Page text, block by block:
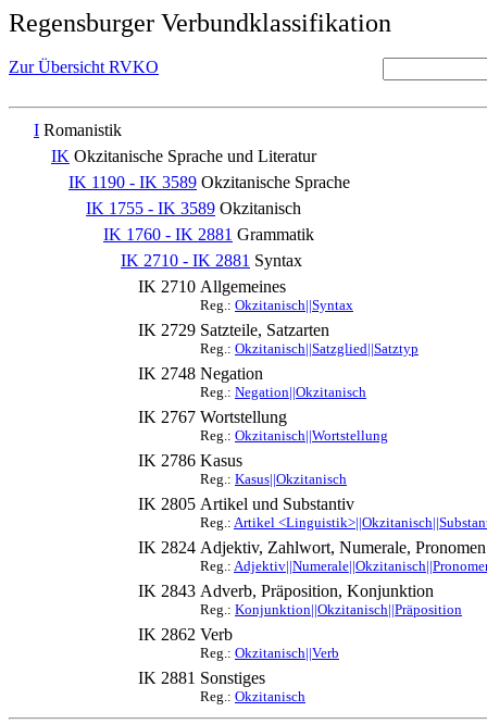
Regensburger Verbundklassifikation
Zur Übersicht RVKO
I Romanistik
IK Okzitanische Sprache und Literatur
IK 1190 - IK 3589 Okzitanische Sprache
IK 1755 - IK 3589 Okzitanisch
IK 1760 - IK 2881 Grammatik
IK 2710 - IK 2881 Syntax
IK 2710 Allgemeines
Reg.: Okzitanisch||Syntax
IK 2729 Satzteile, Satzarten
Reg.: Okzitanisch||Satzglied||Satztyp
IK 2748 Negation
Reg.: Negation||Okzitanisch
IK 2767 Wortstellung
Reg.: Okzitanisch||Wortstellung
IK 2786 Kasus
Reg.: Kasus||Okzitanisch
IK 2805 Artikel und Substantiv
Reg.: Artikel
IK 2824 Adjektiv, Zahlwort, Numerale, Pronomen
Reg.:
IK 2843 Adverb, Präposition, Konjunktion
Reg.: Konjunktion||Okzitanisch||Präposition
IK 2862 Verb
Reg.: Okzitanisch||Verb
IK 2881 Sonstiges
Reg.: Okzitanisch